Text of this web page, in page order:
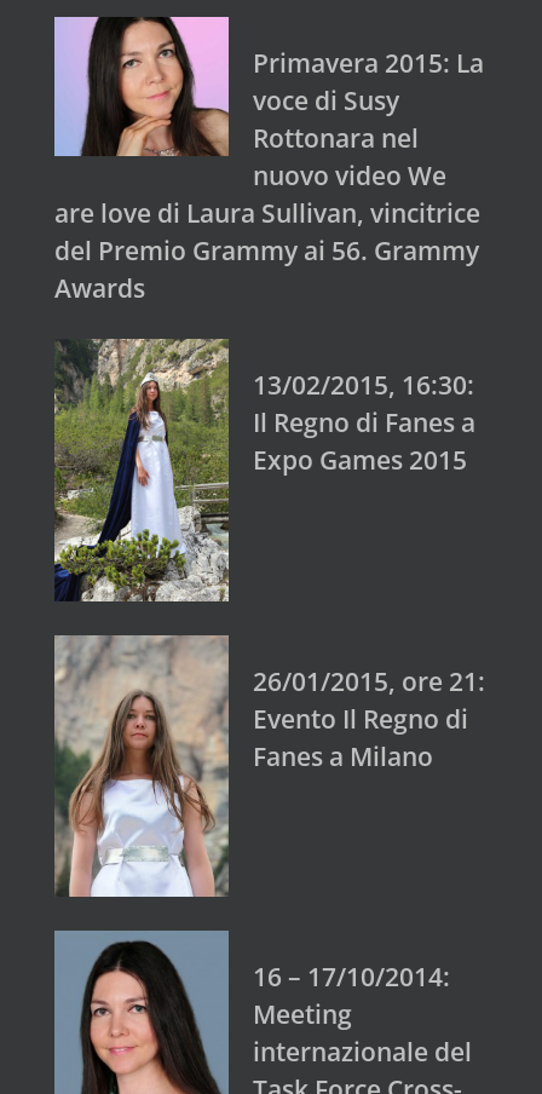
Primavera 2015: La
voce di Susy
Rottonara nel
nuovo video We
are love di Laura Sullivan, vincitrice
del Premio Grammy ai 56. Grammy
Awards
13/02/2015, 16:30:
Il Regno di Fanes a
Expo Games 2015
26/01/2015, ore 21:
Evento Il Regno di
Fanes a Milano
16 – 17/10/2014:
Meeting
internazionale del